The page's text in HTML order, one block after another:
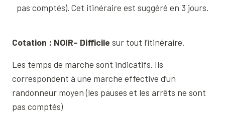
pas comptés). Cet itinéraire est suggéré en 3 jours.
Cotation : NOIR– Difficile sur tout l’itinéraire.
Les temps de marche sont indicatifs. Ils
correspondent à une marche effective d’un
randonneur moyen (les pauses et les arrêts ne sont
pas comptés)